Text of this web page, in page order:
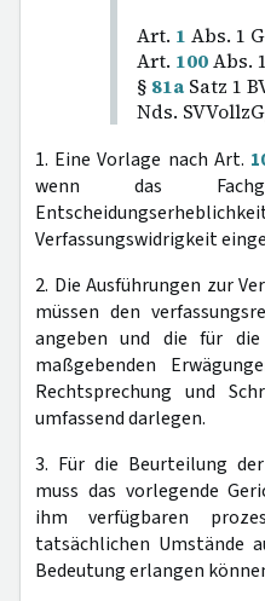
Art. 1 Abs. 1
Art. 100Abs.
§ 81a Satz 1
Nds.
1. Eine Vorlage nach Art.
wenn das
Verfassungswidrigkeit
2. Die Ausführungen zur
müssen den
angeben und die für die
maßgebenden
Rechtsprechung und
umfassend darlegen.
3. Für die Beurteilung
muss das vorlegende
ihm verfügbaren
tatsächlichen Umstände
Bedeutung erlangen